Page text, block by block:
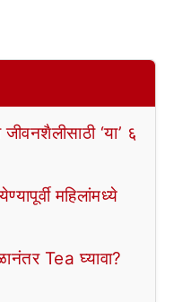
‘या’ ६
महिलांमध्ये
Tea घ्यावा?